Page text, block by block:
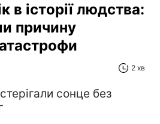
в історії людства:
причину
2 хв
сонце без